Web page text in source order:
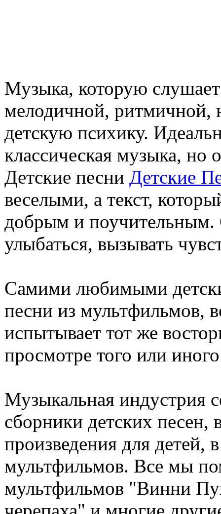
Музыка, которую
мелодичной, ритмичной,
детскую психику.
классическая музыка, но
Детские песни Детские
веселыми, а текст,
добрым и поучительным.
улыбаться, вызывать
Самими любимыми
песни из мультфильмов,
испытывает тот же
просмотре того или
Музыкальная индустрия
сборники детских
произведения для детей,
мультфильмов. Все мы
мультфильмов "Винни